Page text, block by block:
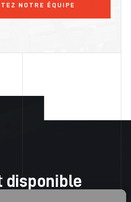
NOTRE ÉQUIPE
disponible